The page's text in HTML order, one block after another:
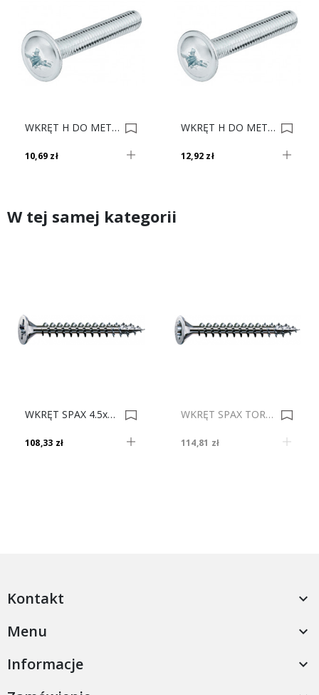
WKRĘT H DO MET 4x22 Op. 100 022.35.225 0004583
10,69 zł
WKRĘT H DO MET 4x30 Op. 100 022.35.305 0004584
12,92 zł
W tej samej kategorii
WKRĘT SPAX 4.5x16 Op.1000 Ocynk 0000871
108,33 zł
WKRĘT SPAX TORX 5.0x80 Op. 200 0010824
114,81 zł
Kontakt 
Menu 
Informacje 